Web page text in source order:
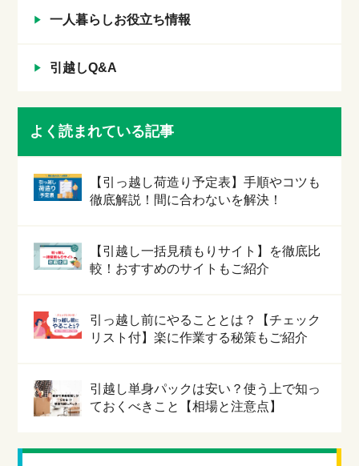
一人暮らしお役立ち情報
引越しQ&A
よく読まれている記事
【引っ越し荷造り予定表】手順やコツも
徹底解説！間に合わないを解決！
【引越し一括見積もりサイト】を徹底比
較！おすすめのサイトもご紹介
引っ越し前にやることとは？【チェック
リスト付】楽に作業する秘策もご紹介
引越し単身パックは安い？使う上で知っ
ておくべきこと【相場と注意点】